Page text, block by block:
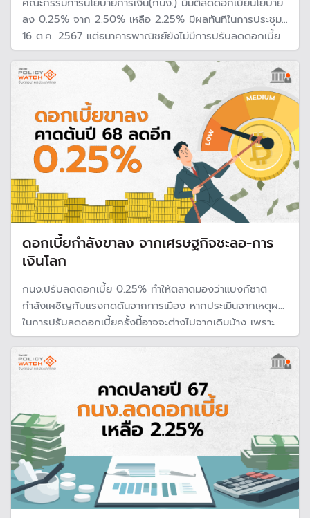
ลง 0.25% จาก 2.50% เหลือ 2.25% มีผลทันทีในการประชุม
16 ต.ค. 2567 แต่ธนาคารพาณิชย์ยังไม่มีการปรับลดดอกเบี้ย
ตาม มีเพียงธนาคารออมสินและธนาคารอาคารสงเคราะห์ (ธอส.)
ที่ปรับลดลง 0.25% แต่มีผล 1 พ.ย. 2567
ดอกเบี้ยกำลังขาลง จากเศรษฐกิจชะลอ-การ
เงินโลก
กนง.ปรับลดดอกเบี้ย 0.25% ทำให้ตลาดมองว่าแบงก์ชาติ
กำลังเผชิญกับแรงกดดันจากการเมือง หากประเมินจากเหตุผล
ในการปรับลดดอกเบี้ยครั้งนี้อาจจะต่างไปจากเดิมบ้าง เพราะ
ทิศทางเศรษฐกิจแทบไม่เปลี่ยน แต่ทิศทางการเงินโลกและแนว
โน้มเศรษฐกิจในระยะข้างหน้า ทำให้ทิศทางดอกเบี้ยในประเทศ
กำลังเข้าสู่ขาลง